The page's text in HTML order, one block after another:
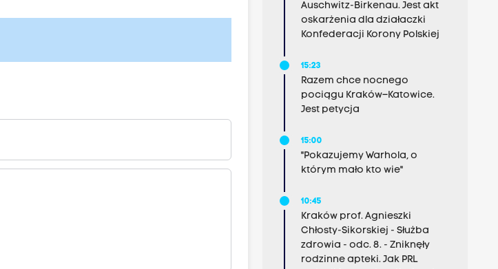
Auschwitz-Birkenau. Jest akt
oskarżenia dla działaczki
Konfederacji Korony Polskiej
15:23
Razem chce nocnego
pociągu Kraków–Katowice.
Jest petycja
15:00
"Pokazujemy Warhola, o
którym mało kto wie"
10:45
Kraków prof. Agnieszki
Chłosty-Sikorskiej - Służba
zdrowia - odc. 8. - Zniknęły
rodzinne apteki. Jak PRL